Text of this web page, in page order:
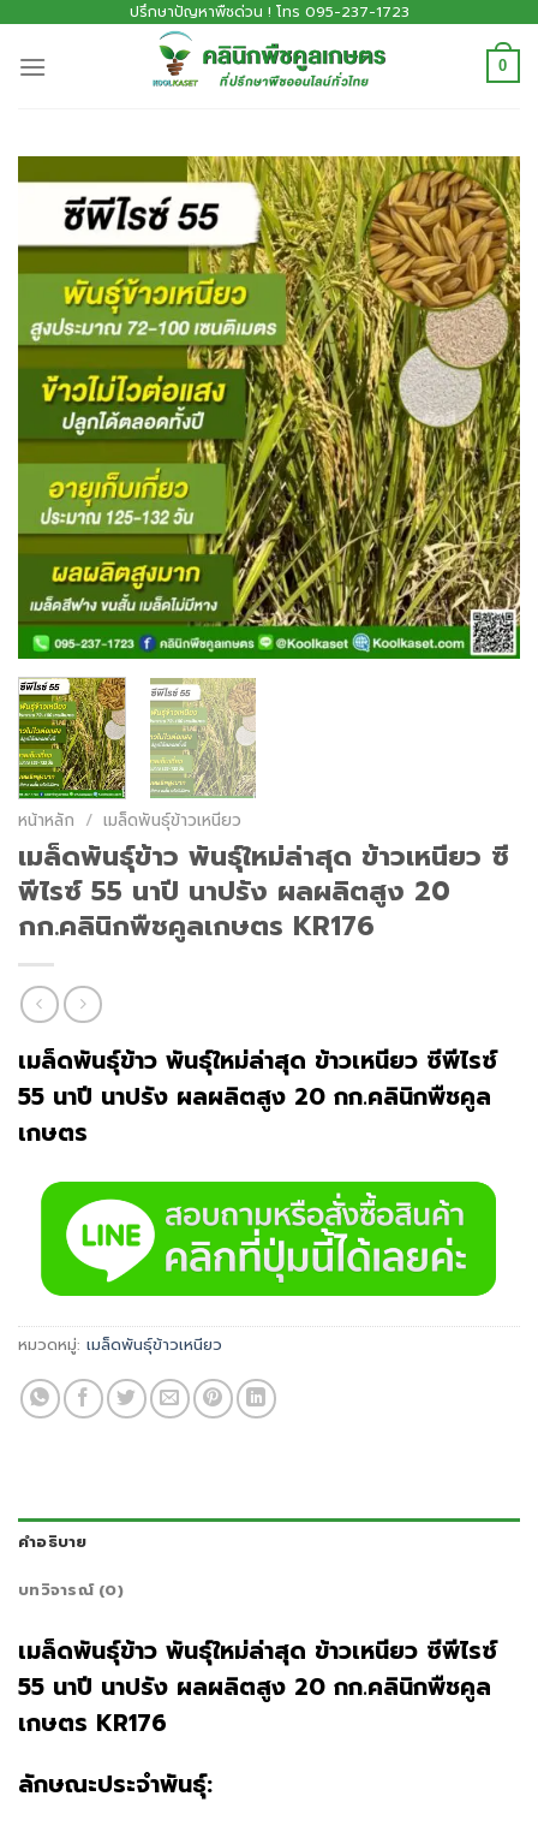
ปรึกษาปัญหาพืชด่วน ! โทร 095-237-1723
0
หน้าหลัก / เมล็ดพันธุ์ข้าวเหนียว
เมล็ดพันธุ์​ข้าว พันธุ์ใหม่ล่าสุด ข้าวเหนียว ซี
พีไรซ์ 55 นาปี นาปรัง ผลผลิตสูง 20
กก.คลินิกพืชคูลเกษตร KR176
เมล็ดพันธุ์​ข้าว พันธุ์ใหม่ล่าสุด ข้าวเหนียว ซีพีไรซ์
55 นาปี นาปรัง ผลผลิตสูง 20 กก.คลินิกพืชคูล
เกษตร
หมวดหมู่: เมล็ดพันธุ์ข้าวเหนียว
คำอธิบาย
บทวิจารณ์ (0)
เมล็ดพันธุ์​ข้าว พันธุ์ใหม่ล่าสุด ข้าวเหนียว ซีพีไรซ์
55 นาปี นาปรัง ผลผลิตสูง 20 กก.คลินิกพืชคูล
เกษตร KR176
ลักษณะประจำพันธุ์: